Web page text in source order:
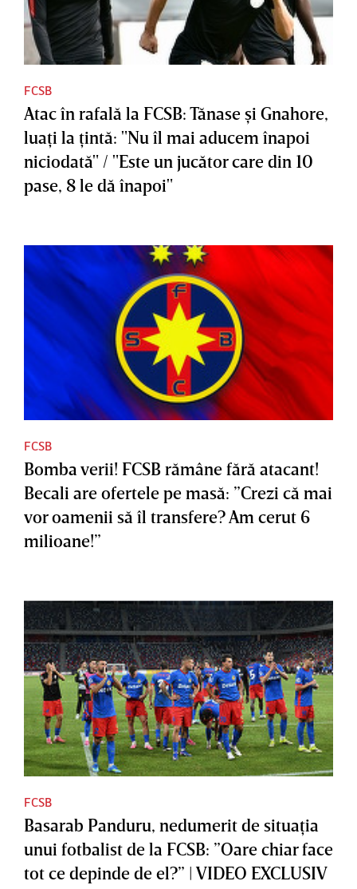
FCSB
Atac în rafală la FCSB: Tănase şi Gnahore,
luaţi la ţintă: "Nu îl mai aducem înapoi
niciodată" / "Este un jucător care din 10
pase, 8 le dă înapoi"
FCSB
Bomba verii! FCSB rămâne fără atacant!
Becali are ofertele pe masă: ”Crezi că mai
vor oamenii să îl transfere? Am cerut 6
milioane!”
FCSB
Basarab Panduru, nedumerit de situaţia
unui fotbalist de la FCSB: ”Oare chiar face
tot ce depinde de el?” | VIDEO EXCLUSIV